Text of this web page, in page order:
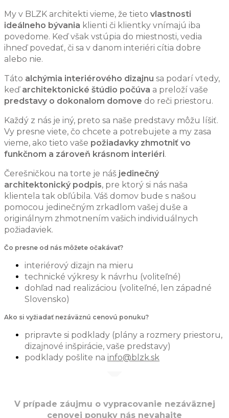
My v BLZK architekti vieme, že tieto vlastnosti
ideálneho bývania klienti či klientky vnímajú iba
povedome. Keď však vstúpia do miestnosti, vedia
ihneď povedať, či sa v danom interiéri cítia dobre
alebo nie.
Táto alchýmia interiérového dizajnu sa podarí vtedy,
keď architektonické štúdio počúva a preloží vaše
predstavy o dokonalom domove do reči priestoru.
Každý z nás je iný, preto sa naše predstavy môžu líšiť.
Vy presne viete, čo chcete a potrebujete a my zasa
vieme, ako tieto vaše požiadavky zhmotniť vo
funkčnom a zároveň krásnom interiéri.
Čerešničkou na torte je náš jedinečný
architektonický podpis, pre ktorý si nás naša
klientela tak obľúbila. Váš domov bude s našou
pomocou jedinečným zrkadlom vašej duše a
originálnym zhmotnením vašich individuálnych
požiadaviek.
Čo presne od nás môžete očakávať?
interiérový dizajn na mieru
technické výkresy k návrhu (voliteľné)
dohľad nad realizáciou (voliteľné, len západné
Slovensko)
Ako si vyžiadať nezáväznú cenovú ponuku?
pripravte si podklady (plány a rozmery priestoru,
dizajnové inšpirácie, vaše predstavy)
podklady pošlite na info@blzk.sk
V prípade záujmu o vypracovanie nezáväznej
cenovej ponuky nás nevahajte